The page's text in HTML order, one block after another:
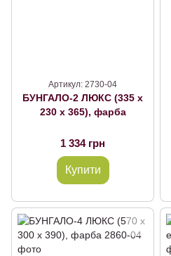
Артикул: 2730-04
БУНГАЛО-2 ЛЮКС (335 х
230 х 365), фарба
1 334 грн
Купити